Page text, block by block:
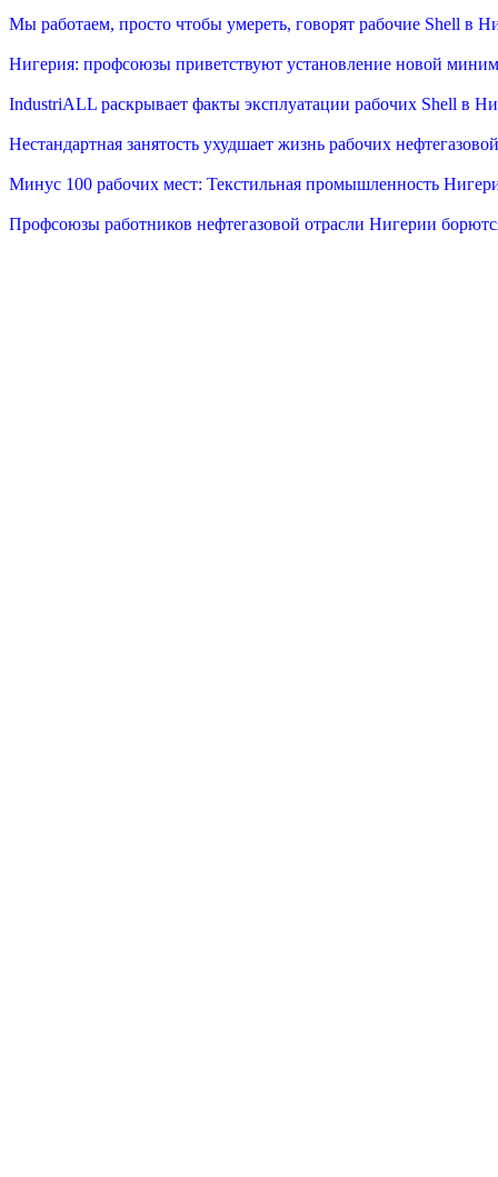
Мы работаем, просто чтобы умереть, говорят рабочие Shell в
Нигерия: профсоюзы приветствуют установление новой
IndustriALL раскрывает факты эксплуатации рабочих Shell в
Нестандартная занятость ухудшает жизнь рабочих
Минус 100 рабочих мест: Текстильная промышленность
Профсоюзы работников нефтегазовой отрасли Нигерии